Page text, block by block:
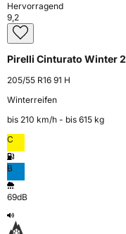
Hervorragend
9,2
Pirelli Cinturato Winter 2
205/55 R16 91 H
Winterreifen
bis 210 km⁠/⁠h - bis 615 kg
C
B
69dB